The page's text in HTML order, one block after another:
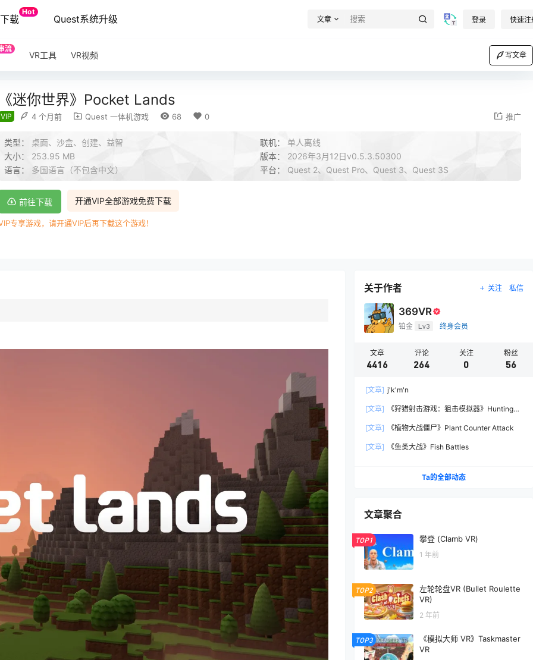
载
Hot
Quest系统升级 文章 登录 快速注
流
VR工具 VR视频 写文章
迷你世界》Pocket Lands
VIP 4 个月前 Quest 一体机游戏 68 0 推广
类型： 桌面、沙盒、创建、益智 联机： 单人离线
大小： 253.95 MB 版本： 2026年3月12日v0.5.3.50300
语言： 多国语言（不包含中文） 平台： Quest 2、Quest Pro、Quest 3、Quest 3S
开通VIP全部游戏免费下载
前往下载
专享游戏，请开通VIP后再下载这个游戏！
关于作者 关注 私信
369VR
铂金 Lv3 终身会员
文章
4416
评论
264
关注
0
粉丝
56
[文章] j'k'm'n
[文章]
《狩猎射击游戏：狙击模拟器》Hunting
[文章]
《植物大战僵尸》Plant Counter Attack
[文章] 《鱼类大战》Fish Battles
Ta的全部动态
文章聚合
TOP1 攀登 (Clamb VR)
1 年前
TOP2
左轮轮盘VR (Bullet Roulette
VR)
2 年前
TOP3
《模拟大师 VR》Taskmaster
VR